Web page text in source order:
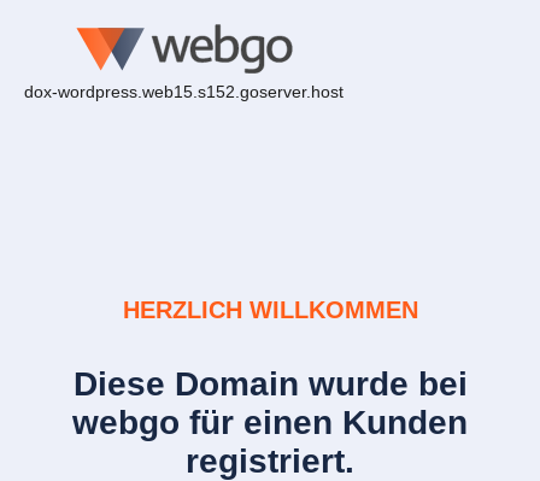
dox-wordpress.web15.s152.goserver.host
HERZLICH WILLKOMMEN
Diese Domain wurde bei
webgo für einen Kunden
registriert.